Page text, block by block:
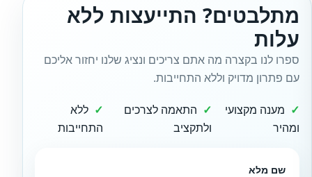
מתלבטים? התייעצות ללא
עלות
ספרו לנו בקצרה מה אתם צריכים ונציג שלנו יחזור אליכם
עם פתרון מדויק וללא התחייבות.
מענה מקצועי
ומהיר
התאמה לצרכים
ולתקציב
ללא
התחייבות
שם מלא